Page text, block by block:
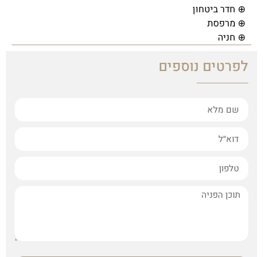
⊕ חדר ביטחון
⊕ מרפסת
⊕ חניה
לפרטים נוספים